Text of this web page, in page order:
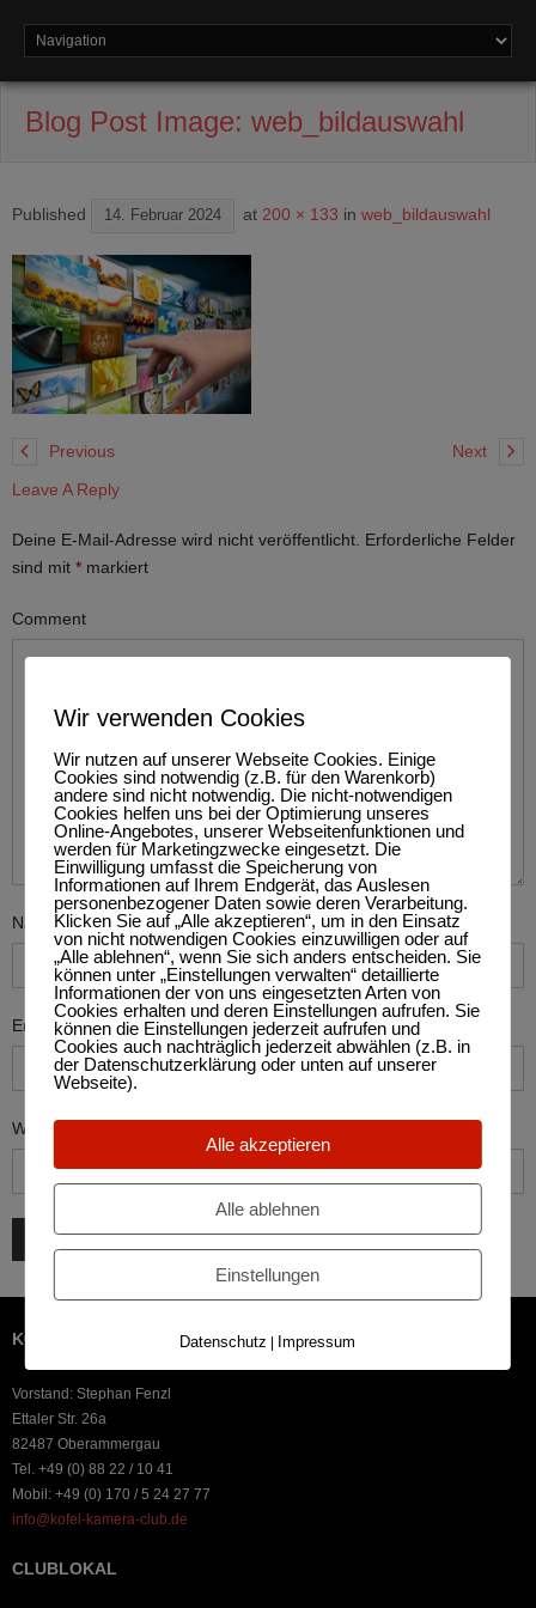
Blog Post Image: web_bildauswahl
Published 14. Februar 2024 at 200 × 133 in web_bildauswahl
Previous
Next
Leave A Reply
Deine E-Mail-Adresse wird nicht veröffentlicht. Erforderliche Felder
sind mit * markiert
Comment
Name*
Email*
Website
KOFEL-KAMERA-CLUB OBERAMMERGAU
Vorstand: Stephan Fenzl
Ettaler Str. 26a
82487 Oberammergau
Tel. +49 (0) 88 22 / 10 41
Mobil: +49 (0) 170 / 5 24 27 77
info@kofel-kamera-club.de
CLUBLOKAL
Wir verwenden Cookies
Wir nutzen auf unserer Webseite Cookies. Einige
Cookies sind notwendig (z.B. für den Warenkorb)
andere sind nicht notwendig. Die nicht-notwendigen
Cookies helfen uns bei der Optimierung unseres
Online-Angebotes, unserer Webseitenfunktionen und
werden für Marketingzwecke eingesetzt. Die
Einwilligung umfasst die Speicherung von
Informationen auf Ihrem Endgerät, das Auslesen
personenbezogener Daten sowie deren Verarbeitung.
Klicken Sie auf „Alle akzeptieren“, um in den Einsatz
von nicht notwendigen Cookies einzuwilligen oder auf
„Alle ablehnen“, wenn Sie sich anders entscheiden. Sie
können unter „Einstellungen verwalten“ detaillierte
Informationen der von uns eingesetzten Arten von
Cookies erhalten und deren Einstellungen aufrufen. Sie
können die Einstellungen jederzeit aufrufen und
Cookies auch nachträglich jederzeit abwählen (z.B. in
der Datenschutzerklärung oder unten auf unserer
Webseite).
Alle akzeptieren
Alle ablehnen
Einstellungen
Datenschutz | Impressum